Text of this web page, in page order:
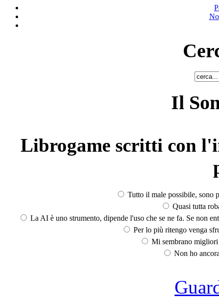
Il
Librogame scritti con
Tutto il male possibile, sono
Quasi tutta
La AI è uno strumento, dipende l'uso che se ne fa. Se non
Per lo più ritengo venga
Mi sembrano
Non ho